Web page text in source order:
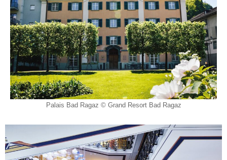
Palais Bad Ragaz © Grand Resort Bad Ragaz